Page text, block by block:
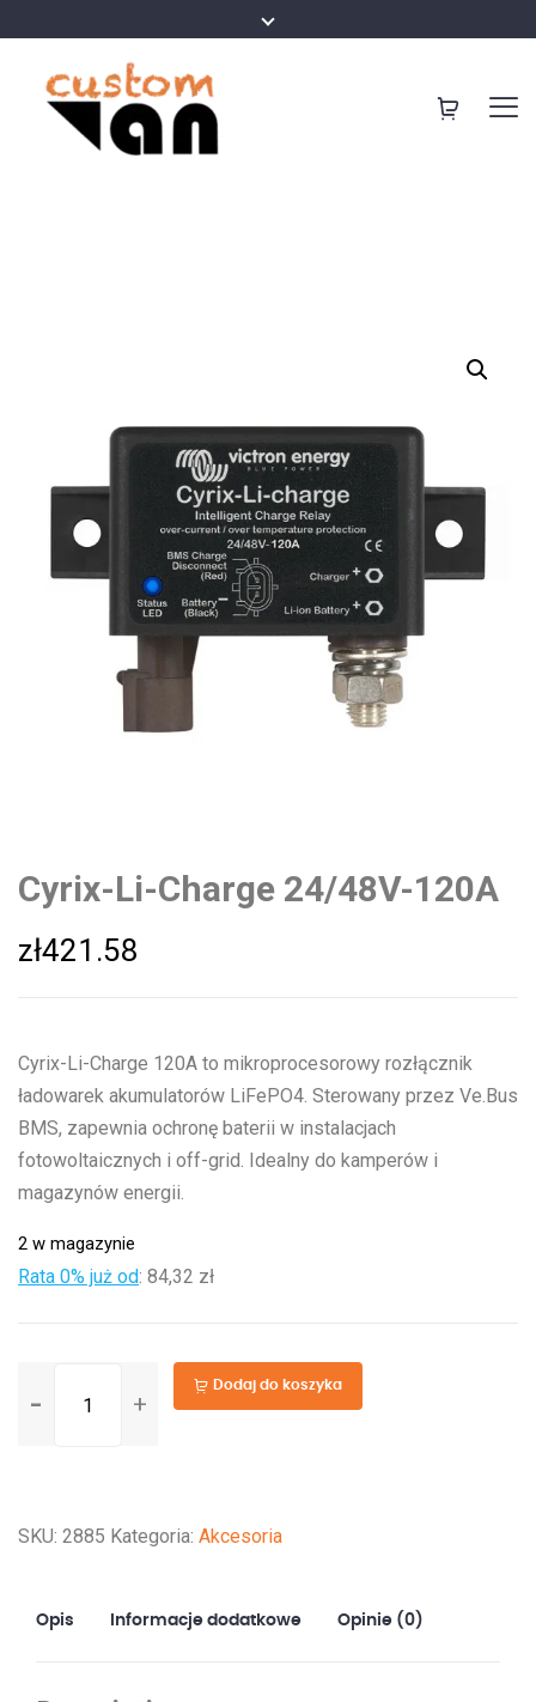
Cyrix-Li-Charge 24/48V-120A
zł421.58
Cyrix-Li-Charge 120A to mikroprocesorowy rozłącznik
ładowarek akumulatorów LiFePO4. Sterowany przez Ve.Bus
BMS, zapewnia ochronę baterii w instalacjach
fotowoltaicznych i off-grid. Idealny do kamperów i
magazynów energii.
2 w magazynie
Rata 0% już od: 84,32 zł
Cyrix-
120A
Dodaj do koszyka
SKU: 2885 Kategoria: Akcesoria
Opis Informacje dodatkowe Opinie (0)